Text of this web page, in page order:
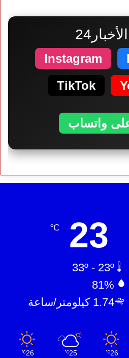
Instagram
TikTok
على واتساب
23
℃
81%
1.74 كيلومتر/ساعة
26
℃
25
℃
26
℃